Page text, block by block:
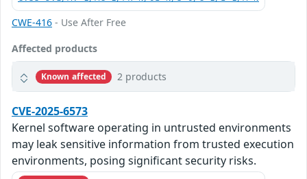
CWE-416 - Use After Free
Affected products
Known affected 2 products
CVE-2025-6573
Kernel software operating in untrusted environments
may leak sensitive information from trusted execution
environments, posing significant security risks.